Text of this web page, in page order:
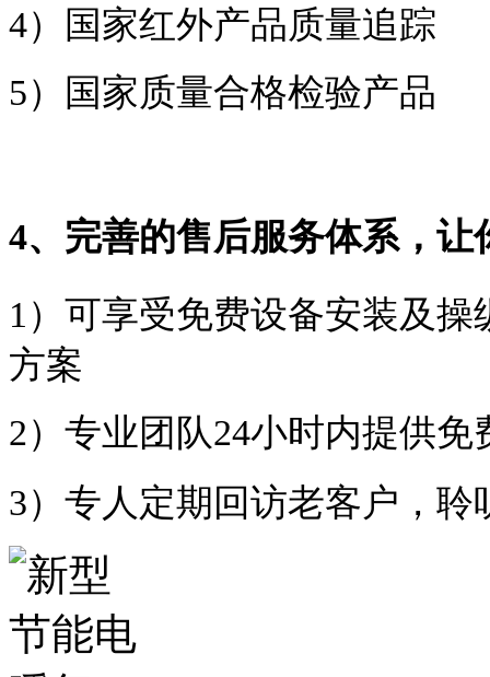
4）国家红外产品质量追踪
5）国家质量合格检验产品
4、完善的售后服务体系，让
1）可享受免费设备安装及
方案
2）专业团队24小时内提供免
3）专人定期回访老客户，